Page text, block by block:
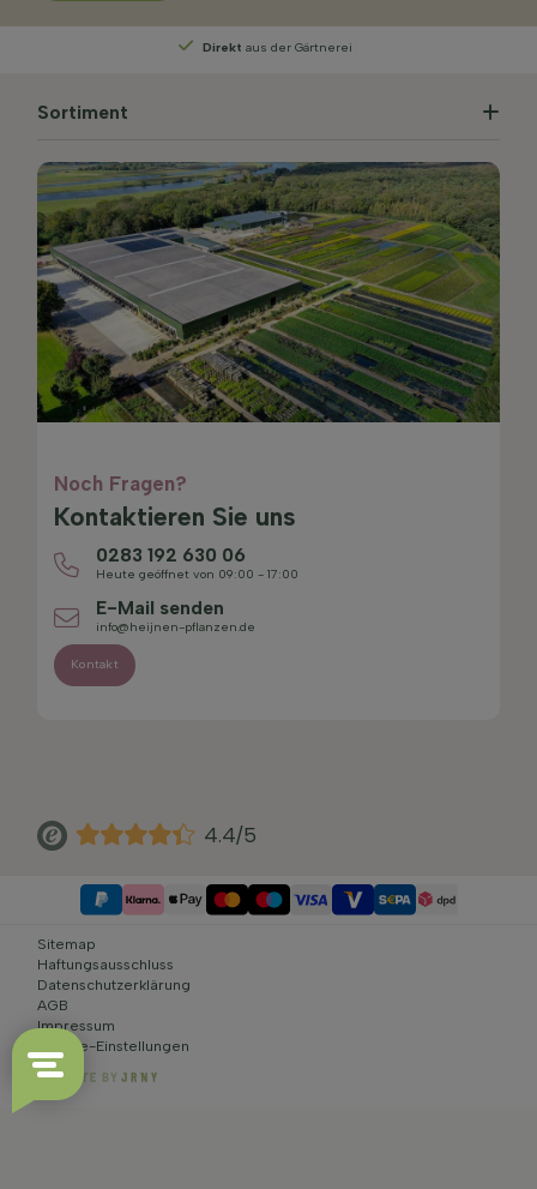
Persönliche Beratung
Sortiment
Noch Fragen?
Kontaktieren Sie uns
0283 192 630 06
Heute geöffnet von 09:00 - 17:00
E-Mail senden
info@heijnen-pflanzen.de
Kontakt
4.4/5
Sitemap
Haftungsausschluss
Datenschutzerklärung
AGB
Impressum
Cookie-Einstellungen